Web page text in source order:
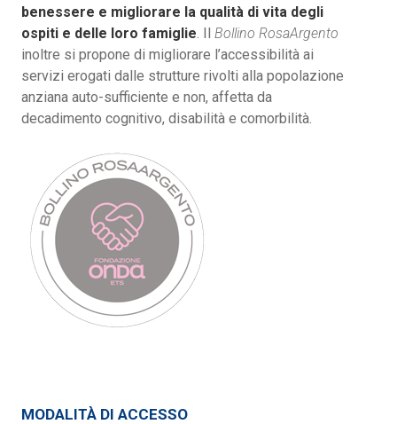
benessere e migliorare la qualità di vita degli
ospiti e delle loro famiglie . Il Bollino RosaArgento
inoltre si propone di migliorare l’accessibilità ai
servizi erogati dalle strutture rivolti alla popolazione
anziana auto-sufficiente e non, affetta da
decadimento cognitivo, disabilità e comorbilità.
MODALITÀ DI ACCESSO